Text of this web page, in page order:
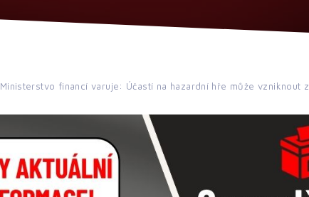
financí varuje: Účastí na hazardní hře může vzniknout